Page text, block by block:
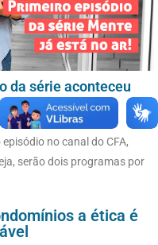
da série aconteceu
no canal do CFA,
serão dois programas por
a ética é